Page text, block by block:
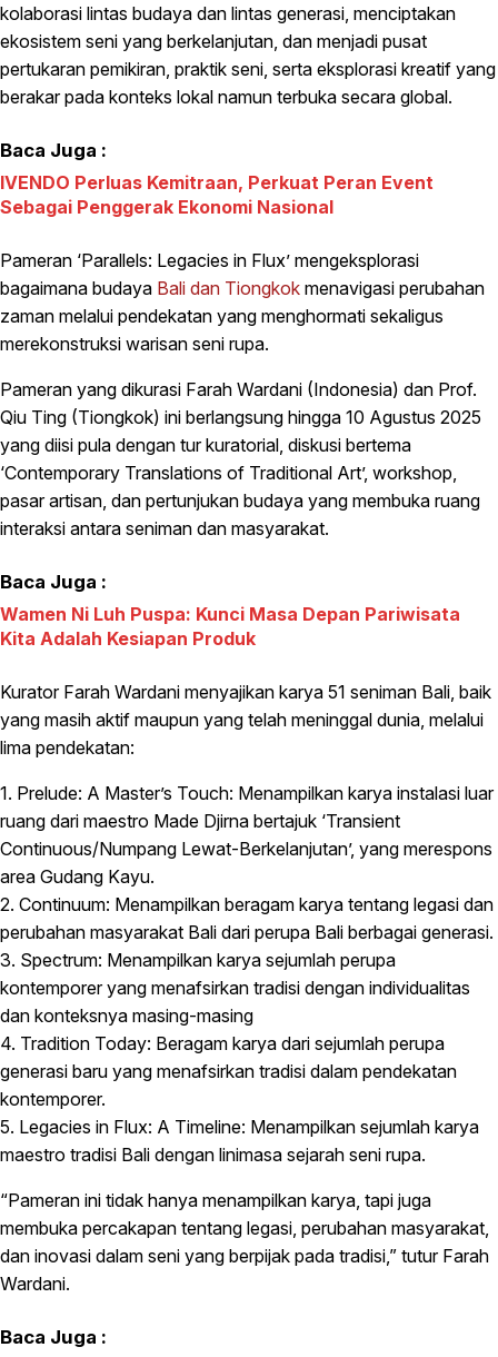
kolaborasi lintas budaya dan lintas generasi, menciptakan
ekosistem seni yang berkelanjutan, dan menjadi pusat
pertukaran pemikiran, praktik seni, serta eksplorasi kreatif yang
berakar pada konteks lokal namun terbuka secara global.
Baca Juga :
IVENDO Perluas Kemitraan, Perkuat Peran Event
Sebagai Penggerak Ekonomi Nasional
Pameran ‘Parallels: Legacies in Flux’ mengeksplorasi
bagaimana budaya Bali dan Tiongkok menavigasi perubahan
zaman melalui pendekatan yang menghormati sekaligus
merekonstruksi warisan seni rupa.
Pameran yang dikurasi Farah Wardani (Indonesia) dan Prof.
Qiu Ting (Tiongkok) ini berlangsung hingga 10 Agustus 2025
yang diisi pula dengan tur kuratorial, diskusi bertema
‘Contemporary Translations of Traditional Art’, workshop,
pasar artisan, dan pertunjukan budaya yang membuka ruang
interaksi antara seniman dan masyarakat.
Baca Juga :
Wamen Ni Luh Puspa: Kunci Masa Depan Pariwisata
Kita Adalah Kesiapan Produk
Kurator Farah Wardani menyajikan karya 51 seniman Bali, baik
yang masih aktif maupun yang telah meninggal dunia, melalui
lima pendekatan:
1. Prelude: A Master’s Touch: Menampilkan karya instalasi luar
ruang dari maestro Made Djirna bertajuk ‘Transient
Continuous/Numpang Lewat-Berkelanjutan’, yang merespons
area Gudang Kayu.
2. Continuum: Menampilkan beragam karya tentang legasi dan
perubahan masyarakat Bali dari perupa Bali berbagai generasi.
3. Spectrum: Menampilkan karya sejumlah perupa
kontemporer yang menafsirkan tradisi dengan individualitas
dan konteksnya masing-masing
4. Tradition Today: Beragam karya dari sejumlah perupa
generasi baru yang menafsirkan tradisi dalam pendekatan
kontemporer.
5. Legacies in Flux: A Timeline: Menampilkan sejumlah karya
maestro tradisi Bali dengan linimasa sejarah seni rupa.
“Pameran ini tidak hanya menampilkan karya, tapi juga
membuka percakapan tentang legasi, perubahan masyarakat,
dan inovasi dalam seni yang berpijak pada tradisi,” tutur Farah
Wardani.
Baca Juga :